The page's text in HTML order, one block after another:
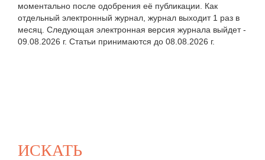
моментально после одобрения её публикации. Как
отдельный электронный журнал, журнал выходит 1 раз в
месяц. Следующая электронная версия журнала выйдет -
09.08.2026 г. Статьи принимаются до 08.08.2026 г.
ИСКАТЬ